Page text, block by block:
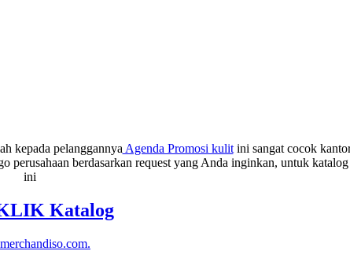
kepada pelanggannya Agenda Promosi kulitini sangat cocok
berdasarkan request yang Anda inginkan, untuk
ini
Katalog